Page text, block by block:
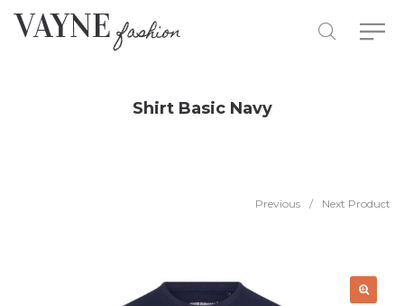
Shirt Basic Navy
Previous / Next Product